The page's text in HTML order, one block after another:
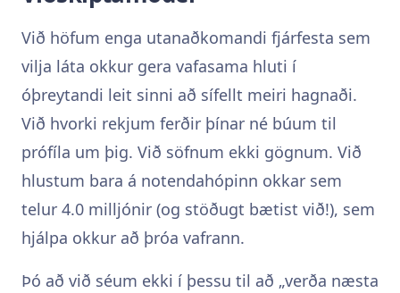
Við höfum enga utanaðkomandi fjárfesta sem
vilja láta okkur gera vafasama hluti í
óþreytandi leit sinni að sífellt meiri hagnaði.
Við hvorki rekjum ferðir þínar né búum til
prófíla um þig. Við söfnum ekki gögnum. Við
hlustum bara á notendahópinn okkar sem
telur 4.0 milljónir (og stöðugt bætist við!), sem
hjálpa okkur að þróa vafrann.
Þó að við séum ekki í þessu til að „verða næsta